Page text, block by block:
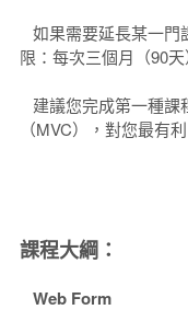
如果需要延長某一
限：每次三個月（90天
建議您完成第一種課
（MVC），對您最有利
課程大綱：
Web Form